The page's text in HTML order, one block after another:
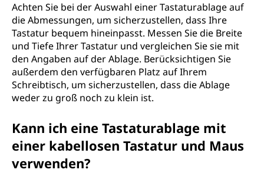
Achten Sie bei der Auswahl einer Tastaturablage auf
die Abmessungen, um sicherzustellen, dass Ihre
Tastatur bequem hineinpasst. Messen Sie die Breite
und Tiefe Ihrer Tastatur und vergleichen Sie sie mit
den Angaben auf der Ablage. Berücksichtigen Sie
außerdem den verfügbaren Platz auf Ihrem
Schreibtisch, um sicherzustellen, dass die Ablage
weder zu groß noch zu klein ist.
Kann ich eine Tastaturablage mit
einer kabellosen Tastatur und Maus
verwenden?